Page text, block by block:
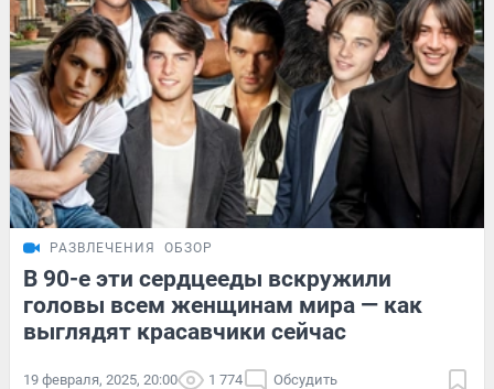
РАЗВЛЕЧЕНИЯ ОБЗОР
В 90-е эти сердцееды вскружили
головы всем женщинам мира — как
выглядят красавчики сейчас
19 февраля, 2025, 20:00 1 774 Обсудить